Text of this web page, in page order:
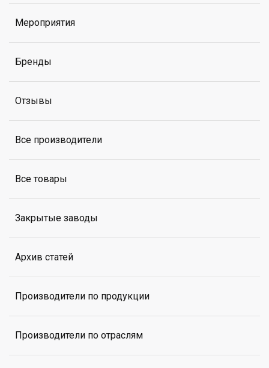
Мероприятия
Бренды
Отзывы
Все производители
Все товары
Закрытые заводы
Архив статей
Производители по продукции
Производители по отраслям